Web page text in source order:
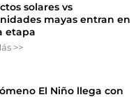
solares vs
mayas entran en
etapa
>>
El Niño llega con